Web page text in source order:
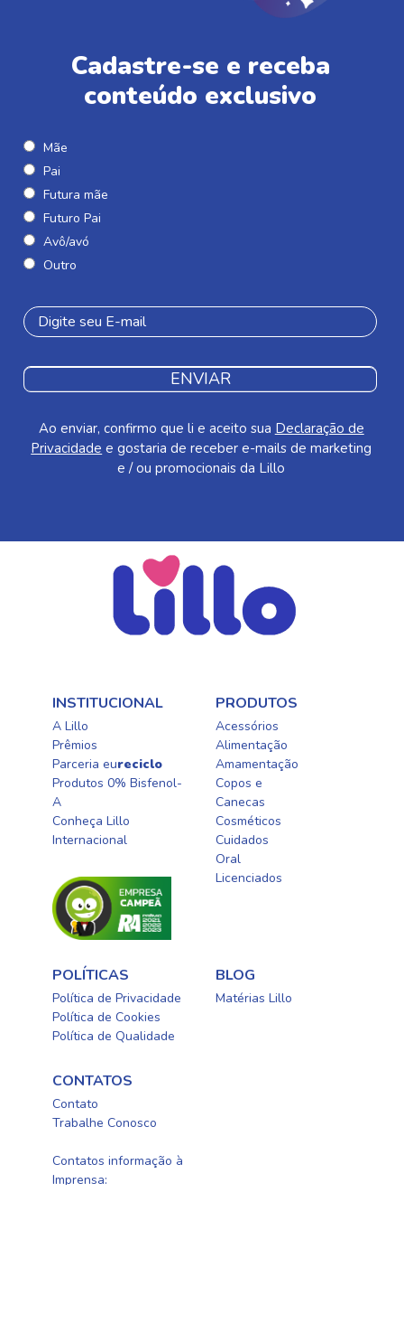
Cadastre-se e receba
conteúdo exclusivo
Mãe
Pai
Futura mãe
Futuro Pai
Avô/avó
Outro
ENVIAR
Ao enviar, confirmo que li e aceito sua Declaração de
Privacidade e gostaria de receber e-mails de marketing
e / ou promocionais da Lillo
INSTITUCIONAL
A Lillo
Prêmios
Parceria eureciclo
Produtos 0% Bisfenol-
A
Conheça Lillo
Internacional
PRODUTOS
Acessórios
Alimentação
Amamentação
Copos e
Canecas
Cosméticos
Cuidados
Oral​
Licenciados​
POLÍTICAS
Política de Privacidade
Política de Cookies
Política de Qualidade
BLOG
Matérias Lillo
CONTATOS
Contato
Trabalhe Conosco
Contatos informação à
Imprensa: